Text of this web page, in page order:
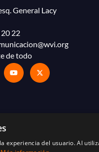
General Lacy
22
de todo
experiencia del usuario. Al